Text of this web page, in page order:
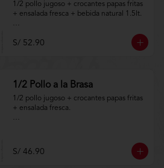
1/2 pollo jugoso + crocantes papas fritas
+ ensalada fresca + bebida natural 1.5lt.
condiciones.https://www.lenaycarbon.co
S/ 52.90
1/2 Pollo a la Brasa
1/2 pollo jugoso + crocantes papas fritas
+ ensalada fresca.
m/TYCGenerales
S/ 46.90